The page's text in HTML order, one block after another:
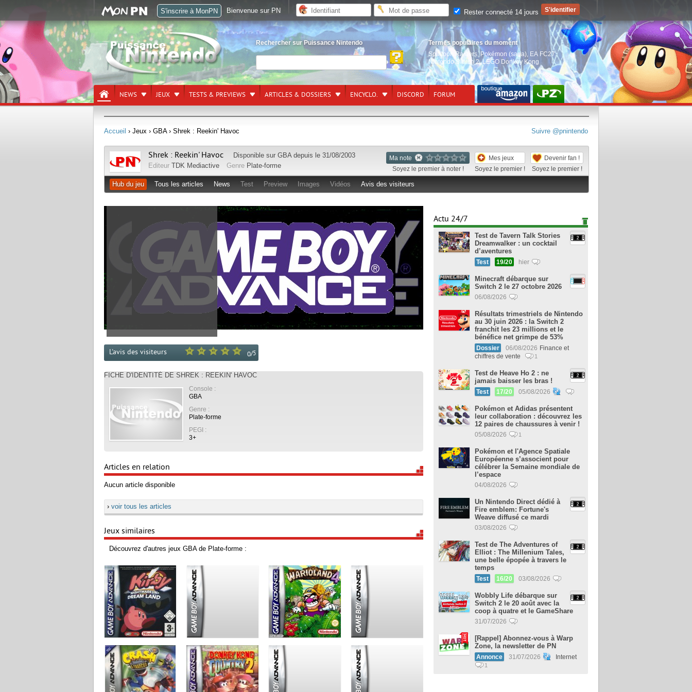
Rechercher sur Puissance Nintendo
Termes populaires du moment
Splatoon Raiders, Pokémon (saga) EA FC27,
Nintendo Switch 2,LEGO Donkey Kong
NEWS JEUX TESTS & PREVIEWS ARTICLES & DOSSIERS ENCYCLO. DISCORD FORUM
Suivre @pnintendo
Accueil › Jeux › GBA› Shrek : Reekin' Havoc
Ma note
Soyez le premier à noter !
Mes jeux
Soyez le premier !
Devenir fan !
Soyez le premier !
Shrek : Reekin' Havoc Disponible sur GBAdepuis le 31/08/2003
Editeur TDK Mediactive Genre Plate-forme
Hub du jeu Tous les articles News Test Preview Images Vidéos Avis des visiteurs
0/5
L'avis des visiteurs
FICHE D'IDENTITÉ DE SHREK : REEKIN' HAVOC
Console :
GBA
Genre :
Plate-forme
PEGI :
3+
Articles en relation
Aucun article disponible
› voir tous les articles
Jeux similaires
Découvrez d'autres jeux GBA de Plate-forme :
Actu 24/7
Test de Tavern Talk Stories
Dreamwalker : un cocktail
d’aventures
Test 19/20 hier
Minecraft débarque sur
Switch 2 le 27 octobre 2026
06/08/2026
Résultats trimestriels de Nintendo
au 30 juin 2026 : la Switch 2
franchit les 23 millions et le
bénéfice net grimpe de 53%
Dossier 06/08/2026 Finance et
chiffres de vente
1
Test de Heave Ho 2 : ne
jamais baisser les bras !
Test 17/20 05/08/2026
Pokémon et Adidas présentent
leur collaboration : découvrez les
12 paires de chaussures à venir !
05/08/2026 1
Pokémon et l'Agence Spatiale
Européenne s’associent pour
célébrer la Semaine mondiale de
l’espace
04/08/2026
Un Nintendo Direct dédié à
Fire emblem: Fortune's
Weave diffusé ce mardi
03/08/2026
Test de The Adventures of
Elliot : The Millenium Tales,
une belle épopée à travers le
temps
Test 16/20 03/08/2026
Wobbly Life débarque sur
Switch 2 le 20 août avec la
coop à quatre et le GameShare
31/07/2026
[Rappel] Abonnez-vous à Warp
Zone, la newsletter de PN
Annonce 31/07/2026 Internet
1
S'inscrire à MonPN Bienvenue sur PN Rester connecté 14 jours